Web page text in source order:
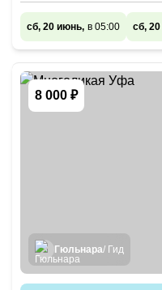
сб, 20 июнь, в 05:00 сб,
8 000 ₽
Гюльнара/ Гид